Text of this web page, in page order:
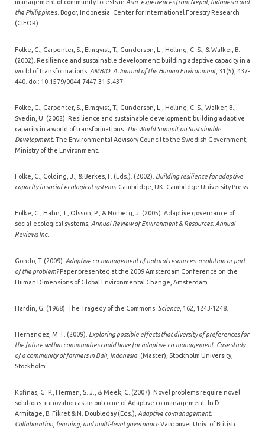
management of community forests in Asia: experiences from Nepal, Indonesia and
the Philippines. Bogor, Indonesia: Center for International Forestry Research
(CIFOR).
Folke, C., Carpenter, S., Elmqvist, T., Gunderson, L., Holling, C. S., & Walker, B.
(2002). Resilience and sustainable development: building adaptive capacity in a
world of transformations . AMBIO: A Journal of the Human Environment, 31(5), 437-
440. doi: 10.1579/0044-7447-31.5.437
Folke, C., Carpenter, S., Elmqvist, T., Gunderson, L., Holling, C. S., Walker, B.,
Svedin, U. (2002). Resilience and sustainable development: building adaptive
capacity in a world of transformations. The World Summit on Sustainable
Development:The Environmental Advisory Council to the Swedish Government,
Ministry of the Environment.
Folke, C., Colding, J., & Berkes, F. (Eds.). (2002). Building resilience for adaptive
capacity in social-ecological systems. Cambridge, UK: Cambridge University Press.
Folke, C., Hahn, T., Olsson, P., & Norberg, J. (2005). Adaptive governance of
social-ecological systems, Annual Review of Environment & Resources: Annual
Reviews Inc.
Gondo, T. (2009). Adaptive co-management of natural resources: a solution or part
of the problem?Paper presented at the 2009 Amsterdam Conference on the
Human Dimensions of Global Environmental Change, Amsterdam.
Hardin, G. (1968). The Tragedy of the Commons. Science , 162, 1243-1248.
Hernandez, M. F. (2009). Exploring possible effects that diversity of preferences for
the future within communities could have for adaptive co-management. Case study
of a community of farmers in Bali, Indonesia. (Master), Stockholm University,
Stockholm.
Kofinas, G. P., Herman, S. J., & Meek, C. (2007). Novel problems require novel
solutions: innovation as an outcome of Adaptive co-management. In D.
Armitage, B. Fikret & N. Doubleday (Eds.), Adaptive co-management:
Collaboration, learning, and multi-level governanceVancouver Univ. of British